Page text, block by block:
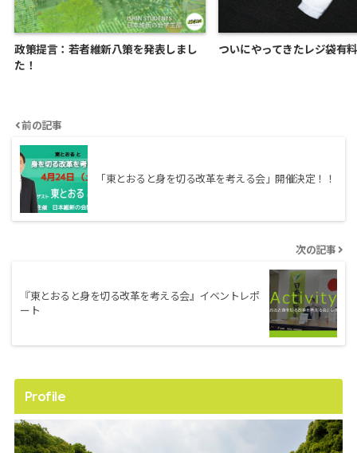
政策提言：若者維新八策を発表しまし
た！
ついにやってきたレジ袋有
前の記事
「東とおると身を切る改革を考える会」開催決定！！
次の記事
『東とおると身を切る改革を考える会』イベントレポ
ート
Profile